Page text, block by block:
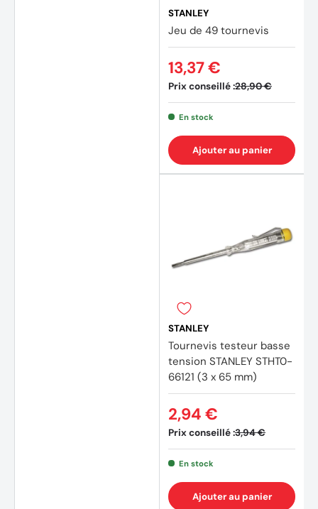
STANLEY
Jeu de 49 tournevis
Prix conseillé :28,90 €
13,37 €
En stock
Ajouter au panier
STANLEY
Tournevis testeur basse
tension STANLEY STHT0-
66121 (3 x 65 mm)
Prix conseillé :3,94 €
2,94 €
En stock
Ajouter au panier